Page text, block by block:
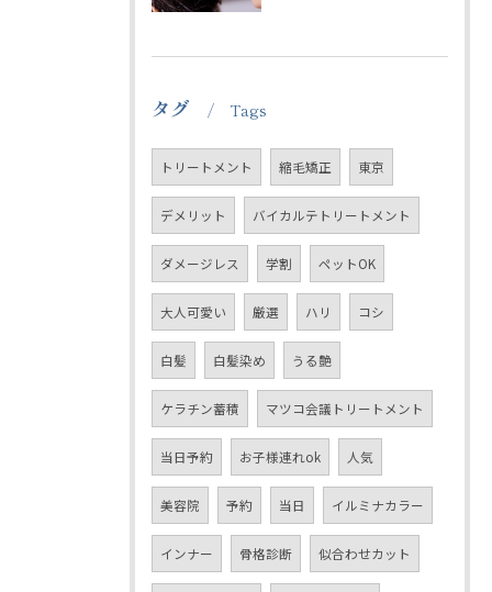
タグ Tags
トリートメント 縮毛矯正 東京
デメリット バイカルテトリートメント
ダメージレス 学割 ペットOK
大人可愛い 厳選 ハリ コシ
白髪 白髪染め うる艶
ケラチン蓄積 マツコ会議トリートメント
当日予約 お子様連れok 人気
美容院 予約 当日 イルミナカラー
インナー 骨格診断 似合わせカット